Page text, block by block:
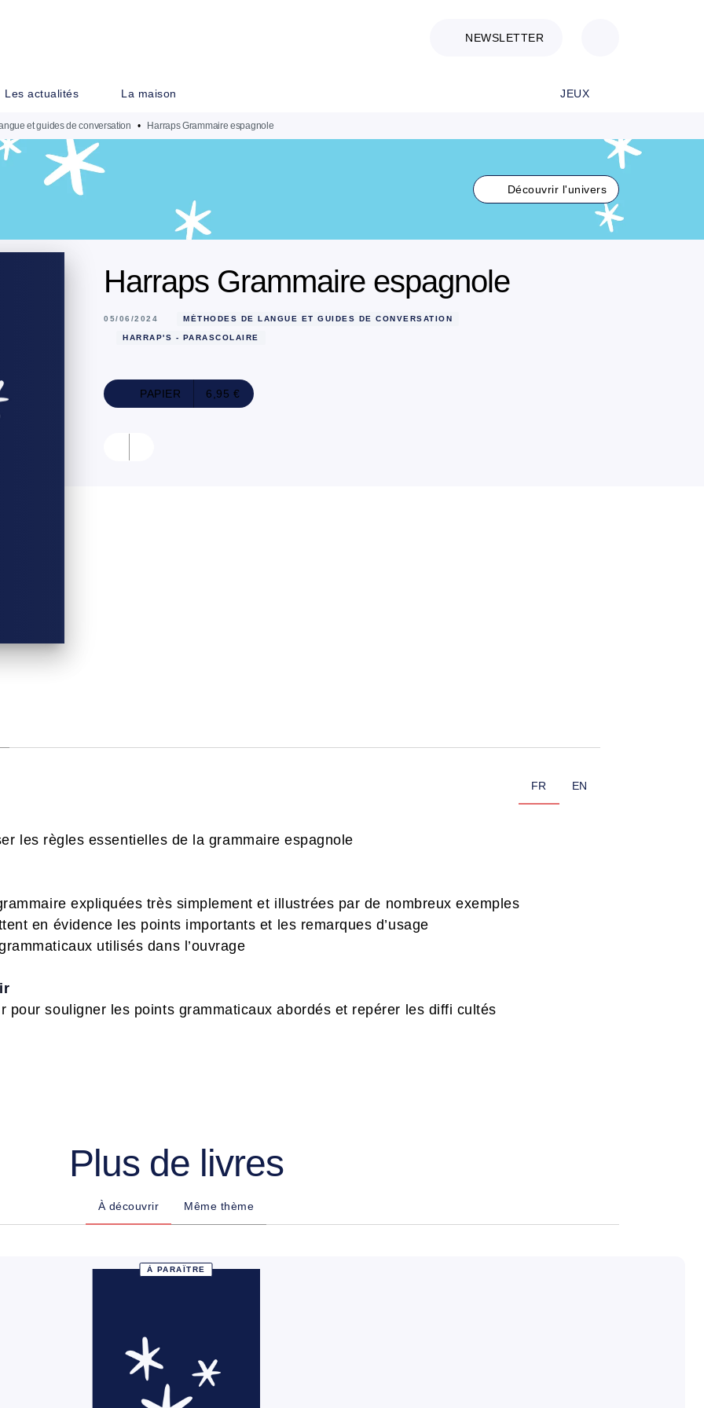
NEWSLETTER
Les actualités La maison JEUX
et guides de conversation • Harraps Grammaire espagnole
Découvrir l'univers
Harraps Grammaire espagnole
05/06/2024 MÉTHODES DE LANGUE ET GUIDES DE CONVERSATION
HARRAP'S - PARASCOLAIRE
PAPIER 6,95 €
FR EN
les règles essentielles de la grammaire espagnole
expliquées très simplement et illustrées par de nombreux exemples
en évidence les points importants et les remarques d’usage
utilisés dans l’ouvrage
pour souligner les points grammaticaux abordés et repérer les diffi cultés
Plus de livres
À découvrir Même thème
À PARAÎTRE